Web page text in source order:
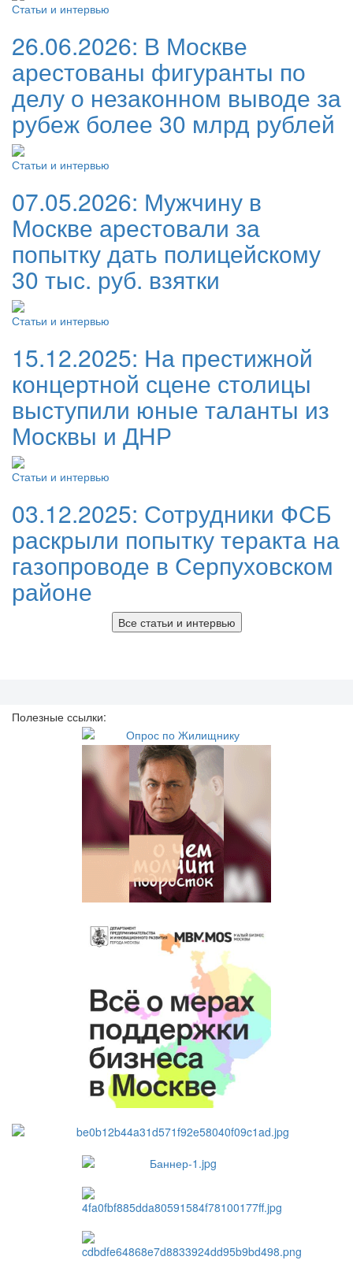
Статьи и интервью
26.06.2026: В Москве
арестованы фигуранты по
делу о незаконном выводе за
рубеж более 30 млрд рублей
Статьи и интервью
07.05.2026: Мужчину в
Москве арестовали за
попытку дать полицейскому
30 тыс. руб. взятки
Статьи и интервью
15.12.2025: На престижной
концертной сцене столицы
выступили юные таланты из
Москвы и ДНР
Статьи и интервью
03.12.2025: Сотрудники ФСБ
раскрыли попытку теракта на
газопроводе в Серпуховском
районе
Все статьи и интервью
Полезные ссылки: